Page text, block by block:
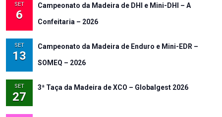
SET
6
Campeonato da Madeira de DHI e Mini-DHI – A
Confeitaria – 2026
SET
13
Campeonato da Madeira de Enduro e Mini-EDR –
SOMEQ – 2026
SET
27
3ª Taça da Madeira de XCO – Globalgest 2026